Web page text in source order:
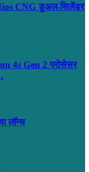
CNG डुअल-सिलेंडर
4s Gen 2 प्रोसेसर
लॉन्च